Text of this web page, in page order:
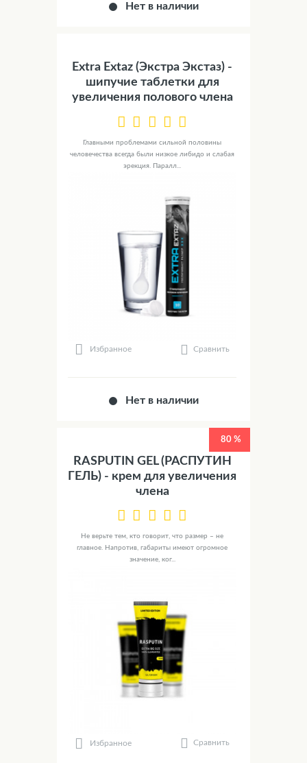
Нет в наличии
Extra Extaz (Экстра Экстаз) -
шипучие таблетки для
увеличения полового члена
Главными проблемами сильной половины
человечества всегда были низкое либидо и слабая
эрекция. Паралл...
Избранное Сравнить
Нет в наличии
80 %
RASPUTIN GEL (РАСПУТИН
ГЕЛЬ) - крем для увеличения
члена
Не верьте тем, кто говорит, что размер – не
главное. Напротив, габариты имеют огромное
значение, ког...
Избранное Сравнить